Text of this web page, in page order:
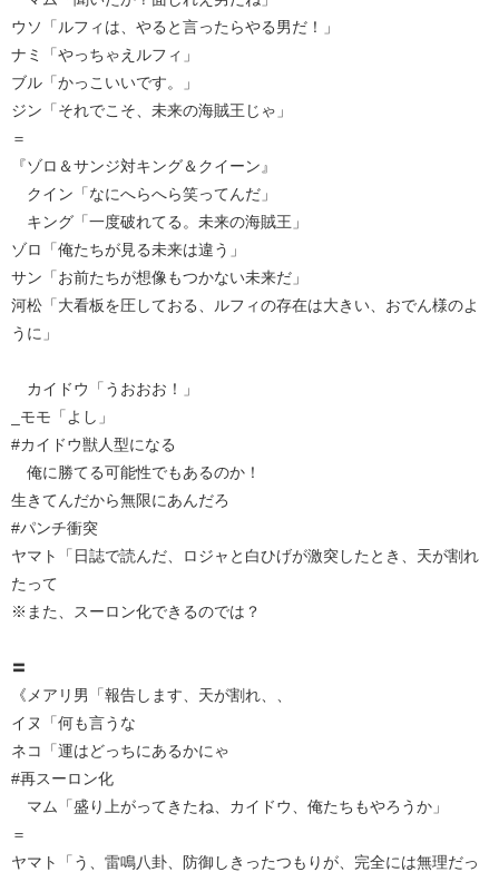
ウソ「ルフィは、やると言ったらやる男だ！」
ナミ「やっちゃえルフィ」
ブル「かっこいいです。」
ジン「それでこそ、未来の海賊王じゃ」
＝
『ゾロ＆サンジ対キング＆クイーン』
クイン「なにへらへら笑ってんだ」
キング「一度破れてる。未来の海賊王」
ゾロ「俺たちが見る未来は違う」
サン「お前たちが想像もつかない未来だ」
河松「大看板を圧しておる、ルフィの存在は大きい、おでん様のよ
うに」
カイドウ「うおおお！」
_モモ「よし」
#カイドウ獣人型になる
俺に勝てる可能性でもあるのか！
生きてんだから無限にあんだろ
#パンチ衝突
ヤマト「日誌で読んだ、ロジャと白ひげが激突したとき、天が割れ
たって
※また、スーロン化できるのでは？
〓
《メアリ男「報告します、天が割れ、、
イヌ「何も言うな
ネコ「運はどっちにあるかにゃ
#再スーロン化
マム「盛り上がってきたね、カイドウ、俺たちもやろうか」
＝
ヤマト「う、雷鳴八卦、防御しきったつもりが、完全には無理だっ